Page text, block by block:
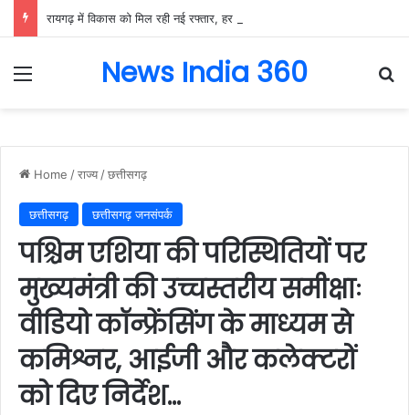
Menu News India 360
Home /राज्य /छत्तीसगढ़
छत्तीसगढ़ छत्तीसगढ़ जनसंपर्क
पश्चिम एशिया की परिस्थितियों पर
मुख्यमंत्री की उच्चस्तरीय समीक्षाः
वीडियो कॉन्फ्रेंसिंग के माध्यम से
कमिश्नर, आईजी और कलेक्टरों
को दिए निर्देश…